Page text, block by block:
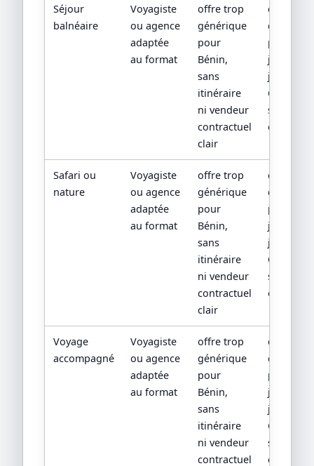
Séjour
balnéaire
Voyagiste
ou agence
adaptée
au format
offre trop
générique
pour
Bénin,
sans
itinéraire
ni vendeur
contractuel
clair
devis
détaillé,
jour par
jour,
CGV/CPV
sources
officielles
Safari ou
nature
Voyagiste
ou agence
adaptée
au format
offre trop
générique
pour
Bénin,
sans
itinéraire
ni vendeur
contractuel
clair
devis
détaillé,
jour par
jour,
CGV/CPV
sources
officielles
Voyage
accompagné
Voyagiste
ou agence
adaptée
au format
offre trop
générique
pour
Bénin,
sans
itinéraire
ni vendeur
contractuel
devis
détaillé,
jour par
jour,
CGV/CPV
sources
officielles